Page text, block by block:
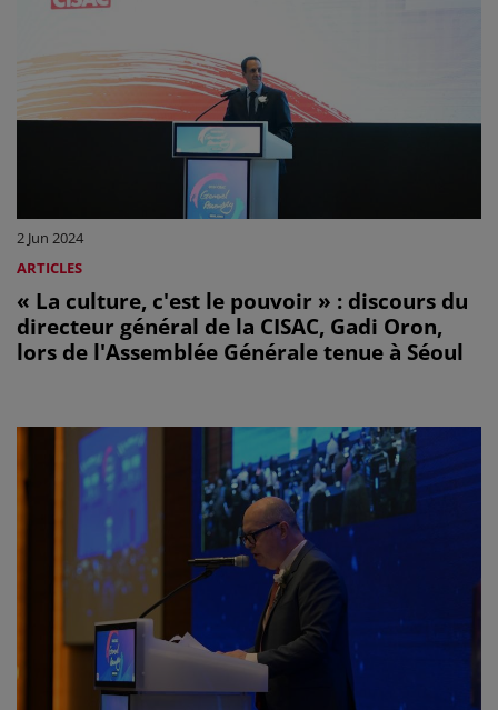
2 Jun 2024
ARTICLES
« La culture, c'est le pouvoir » : discours du
directeur général de la CISAC, Gadi Oron,
lors de l'Assemblée Générale tenue à Séoul